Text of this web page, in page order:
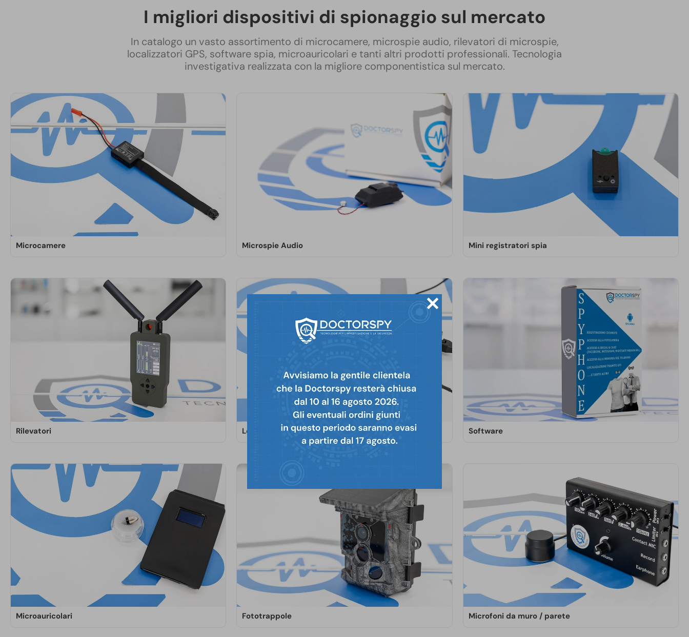
I migliori dispositivi di spionaggio sul mercato
In catalogo un vasto assortimento di microcamere, microspie audio, rilevatori di microspie,
localizzatori GPS, software spia, microauricolari e tanti altri prodotti professionali. Tecnologia
investigativa realizzata con la migliore componentistica sul mercato.
Microcamere
Doctorspy offre microcamere di alta qualità con
risoluzioni HD e full HD, per riprese nitide e
dettagliate. Il catalogo include modelli con DVR, wi-
fi, visione notturna, infrarossi e rilevazione di
Microspie Audio
Dotate di microfoni di alta qualità, le microspie
audio Doctorspy consentono l’ascolto in tempo
reale. Le tecnologie radio, GSM e wifi soddisfano
l'attivazione vocale (VOX).
Mini registratori spia
I mini registratori vocali Doctorspy assicurano
prestazioni evolute con registrazioni di altissima
qualità. Assicurano dimensioni ridotte e incredibili
tempi di registrazione, con durate superiori a un
anno.
Rilevatori
I rilevatori di microspie e telecamere consentono di
individuare apparati di spionaggio nascosti, accesi,
spenti o in stand-by. I nostri dispositivi
professionali assicurano la certezza del risultato.
SCOPRI DI PIÙ
Localizzatori GPS
precisione fino a pochi centimetri dal bersaglio. Sui
modelli più evoluti sono disponibili tracking in
tempo reale, risparmio energetico e microfoni
Software
consentono l'accesso completo al dispositivo
controllato. I programmi anti-intercettazione
proteggono la segretezza delle comunicazioni
telefoniche.
SCOPRI DI PIÙ
Microauricolari Fototrappole Microfoni da muro / parete